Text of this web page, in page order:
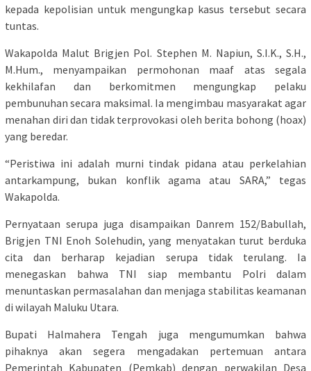
kepada kepolisian untuk mengungkap kasus tersebut secara
tuntas.
Wakapolda Malut Brigjen Pol. Stephen M. Napiun, S.I.K., S.H.,
M.Hum., menyampaikan permohonan maaf atas segala
kekhilafan dan berkomitmen mengungkap pelaku
pembunuhan secara maksimal. Ia mengimbau masyarakat agar
menahan diri dan tidak terprovokasi oleh berita bohong (hoax)
yang beredar.
“Peristiwa ini adalah murni tindak pidana atau perkelahian
antarkampung, bukan konflik agama atau SARA,” tegas
Wakapolda.
Pernyataan serupa juga disampaikan Danrem 152/Babullah,
Brigjen TNI Enoh Solehudin, yang menyatakan turut berduka
cita dan berharap kejadian serupa tidak terulang. Ia
menegaskan bahwa TNI siap membantu Polri dalam
menuntaskan permasalahan dan menjaga stabilitas keamanan
di wilayah Maluku Utara.
Bupati Halmahera Tengah juga mengumumkan bahwa
pihaknya akan segera mengadakan pertemuan antara
Pemerintah Kabupaten (Pemkab) dengan perwakilan Desa